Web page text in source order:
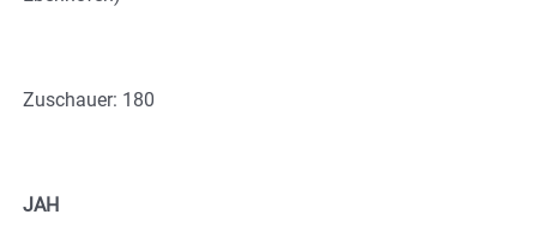
Zuschauer: 180
JAH